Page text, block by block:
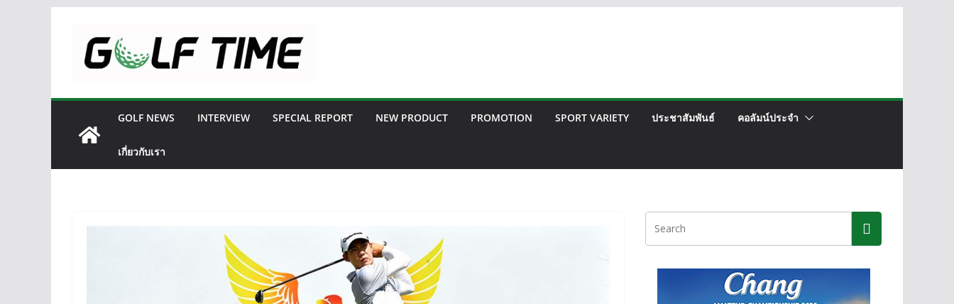
content
GOLF NEWS INTERVIEW SPECIAL REPORT NEW PRODUCT PROMOTION SPORT VARIETY ประชาสัมพันธ์ คอลัมน์ประจำ
เกี่ยวกับเรา